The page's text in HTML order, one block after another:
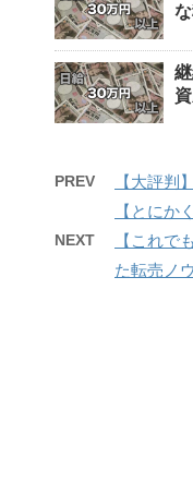
PREV
【大評判
【とにか
NEXT
【これで
た転売ノ